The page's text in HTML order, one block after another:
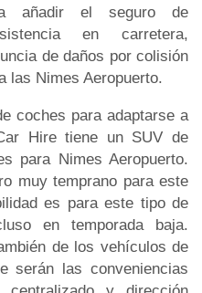
añadir el seguro de
en carretera,
de daños por colisión
las Nimes Aeropuerto.
coches para adaptarse a
Hire tiene un SUV de
para Nimes Aeropuerto.
muy temprano para este
es para este tipo de
en temporada baja.
de los vehículos de
serán las conveniencias